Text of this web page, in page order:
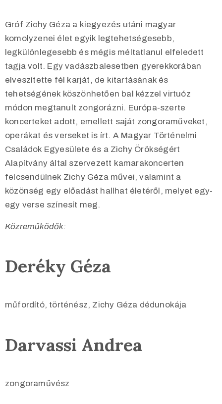
Gróf Zichy Géza a kiegyezés utáni magyar
komolyzenei élet egyik legtehetségesebb,
legkülönlegesebb és mégis méltatlanul elfeledett
tagja volt. Egy vadászbalesetben gyerekkorában
elveszítette fél karját, de kitartásának és
tehetségének köszönhetően bal kézzel virtuóz
módon megtanult zongorázni. Európa-szerte
koncerteket adott, emellett saját zongoraműveket,
operákat és verseket is írt. A Magyar Történelmi
Családok Egyesülete és a Zichy Örökségért
Alapítvány által szervezett kamarakoncerten
felcsendülnek Zichy Géza művei, valamint a
közönség egy előadást hallhat életéről, melyet egy-
egy verse színesít meg.
Közreműködők:
Deréky Géza
műfordító, történész, Zichy Géza dédunokája
Darvassi Andrea
zongoraművész